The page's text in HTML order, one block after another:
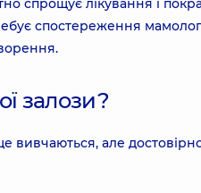
спрощує лікування і
спостереження
залози?
вивчаються, але